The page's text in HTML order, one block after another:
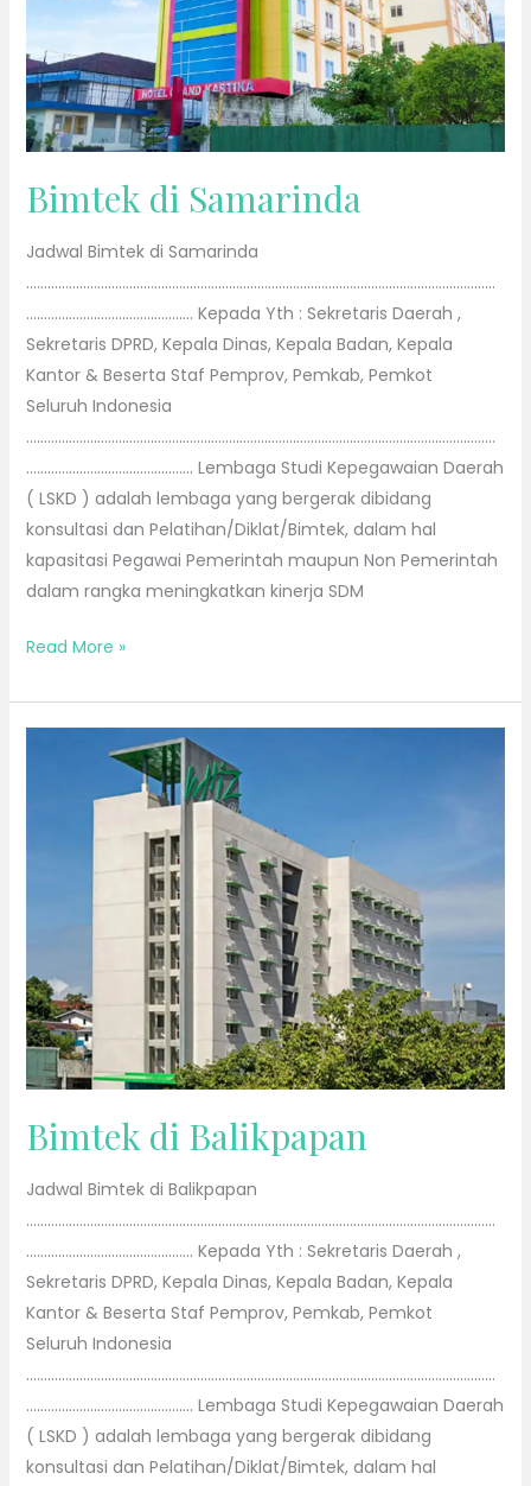
Bimtek di Samarinda
Jadwal Bimtek di Samarinda
……………………………………………………………………………………………………………………
……………………………………….. Kepada Yth : Sekretaris Daerah ,
Sekretaris DPRD, Kepala Dinas, Kepala Badan, Kepala
Kantor & Beserta Staf Pemprov, Pemkab, Pemkot
Seluruh Indonesia
……………………………………………………………………………………………………………………
……………………………………….. Lembaga Studi Kepegawaian Daerah
( LSKD ) adalah lembaga yang bergerak dibidang
konsultasi dan Pelatihan/Diklat/Bimtek, dalam hal
kapasitasi Pegawai Pemerintah maupun Non Pemerintah
dalam rangka meningkatkan kinerja SDM
Read More »
Bimtek di Balikpapan
Jadwal Bimtek di Balikpapan
……………………………………………………………………………………………………………………
……………………………………….. Kepada Yth : Sekretaris Daerah ,
Sekretaris DPRD, Kepala Dinas, Kepala Badan, Kepala
Kantor & Beserta Staf Pemprov, Pemkab, Pemkot
Seluruh Indonesia
……………………………………………………………………………………………………………………
……………………………………….. Lembaga Studi Kepegawaian Daerah
( LSKD ) adalah lembaga yang bergerak dibidang
konsultasi dan Pelatihan/Diklat/Bimtek, dalam hal
Balikpapan